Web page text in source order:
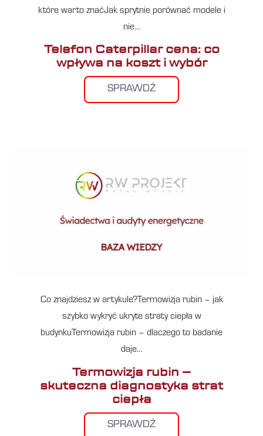
które warto znaćJak sprytnie porównać modele i
nie…
Telefon Caterpillar cena: co
wpływa na koszt i wybór
SPRAWDŹ
Co znajdziesz w artykule?Termowizja rubin – jak
szybko wykryć ukryte straty ciepła w
budynkuTermowizja rubin – dlaczego to badanie
daje…
Termowizja rubin –
skuteczna diagnostyka strat
ciepła
SPRAWDŹ